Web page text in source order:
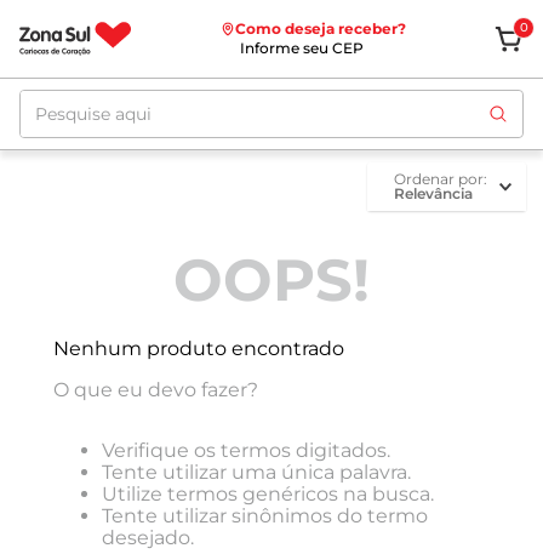
Como deseja receber?
Informe seu CEP
0
Pesquise aqui
ordenar por
Relevância
OOPS!
Nenhum produto encontrado
O que eu devo fazer?
Verifique os termos digitados.
Tente utilizar uma única palavra.
Utilize termos genéricos na busca.
Tente utilizar sinônimos do termo
desejado.